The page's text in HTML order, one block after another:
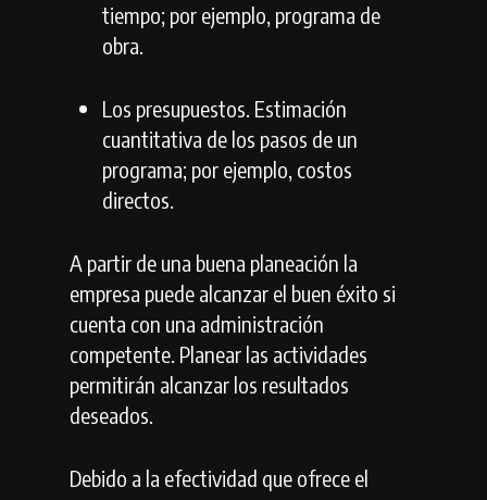
tiempo; por ejemplo, programa de
obra.
Los presupuestos. Estimación
cuantitativa de los pasos de un
programa; por ejemplo, costos
directos.
A partir de una buena planeación la
empresa puede alcanzar el buen éxito si
cuenta con una administración
competente. Planear las actividades
permitirán alcanzar los resultados
deseados.
Debido a la efectividad que ofrece el